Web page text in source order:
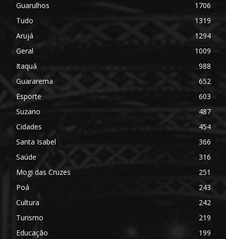
Guarulhos
1706
Tudo
1319
Arujá
1294
Geral
1009
Itaquá
988
Guararema
652
Esporte
603
Suzano
487
Cidades
454
Santa Isabel
366
Saúde
316
Mogi das Cruzes
251
Poá
243
Cultura
242
Turismo
219
Educação
199